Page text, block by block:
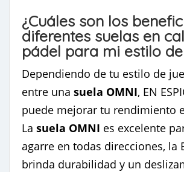
¿Cuáles son los
diferentes suelas en
pádel para mi estilo
Dependiendo de tu estilo de
entre una suela OMNI, EN
puede mejorar tu rendimiento
La suela OMNI es excelente
agarre en todas direcciones, la
brinda durabilidad y un